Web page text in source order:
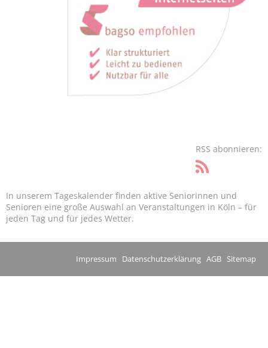
RSS abonnieren:
In unserem Tageskalender finden aktive Seniorinnen und
Senioren eine große Auswahl an Veranstaltungen in Köln – für
jeden Tag und für jedes Wetter.
Impressum Datenschutzerklärung AGB Sitemap